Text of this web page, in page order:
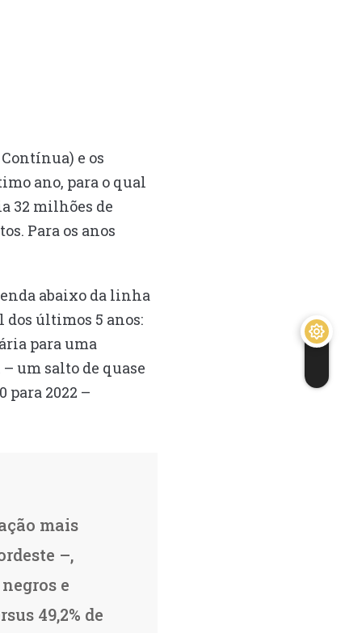
e os
ano, para o qual
32 milhões de
Para os anos
abaixo da linha
dos últimos 5 anos:
para uma
um salto de quase
para 2022 –
mais
–,
e
49,2% de